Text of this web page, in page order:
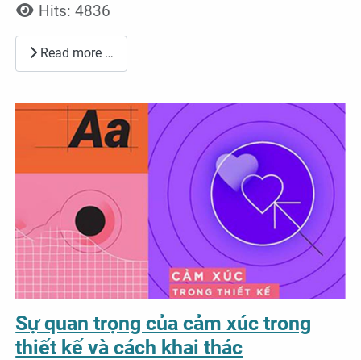
Hits: 4836
Read more …
Sự quan trọng của cảm xúc trong
thiết kế và cách khai thác